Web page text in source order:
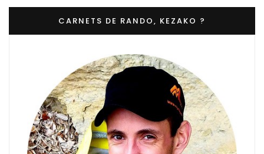
CARNETS DE RANDO, KEZAKO ?